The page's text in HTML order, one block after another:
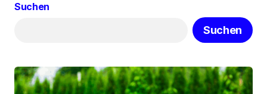
Suchen
Suchen